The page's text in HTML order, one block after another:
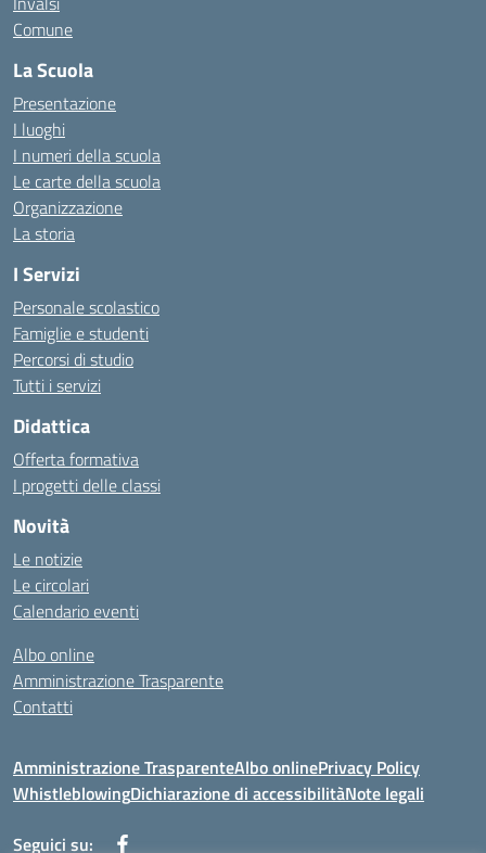
Comune
La Scuola
Presentazione
I luoghi
I numeri della scuola
Le carte della scuola
Organizzazione
La storia
I Servizi
Personale scolastico
Famiglie e studenti
Percorsi di studio
Tutti i servizi
Didattica
Offerta formativa
I progetti delle classi
Novità
Le notizie
Le circolari
Calendario eventi
Albo online
Amministrazione Trasparente
Contatti
Amministrazione TrasparenteAlbo onlinePrivacy Policy
WhistleblowingDichiarazione di accessibilitàNote legali
Seguici su: